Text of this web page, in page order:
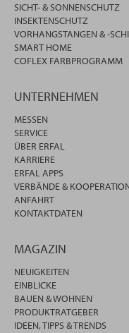
SICHT- & SONNENSCHUTZ
INSEKTENSCHUTZ
VORHANGSTANGEN & -
SMART HOME
COFLEX FARBPROGRAMM
UNTERNEHMEN
MESSEN
SERVICE
ÜBER ERFAL
KARRIERE
ERFAL APPS
VERBÄNDE &
ANFAHRT
KONTAKTDATEN
MAGAZIN
NEUIGKEITEN
EINBLICKE
BAUEN & WOHNEN
PRODUKTRATGEBER
IDEEN, TIPPS & TRENDS